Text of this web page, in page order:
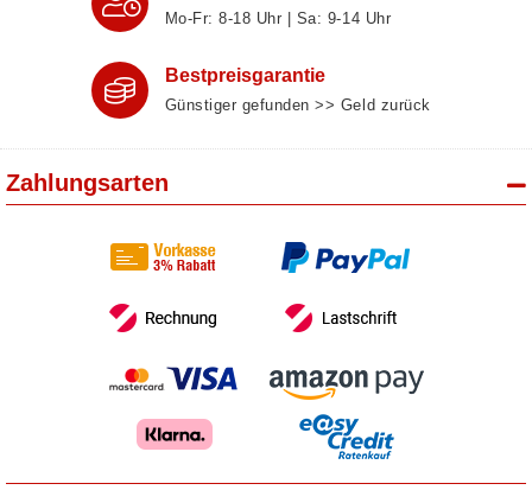
Mo-Fr: 8‑18 Uhr | Sa: 9‑14 Uhr
Bestpreisgarantie
Günstiger gefunden >> Geld zurück
Zahlungsarten